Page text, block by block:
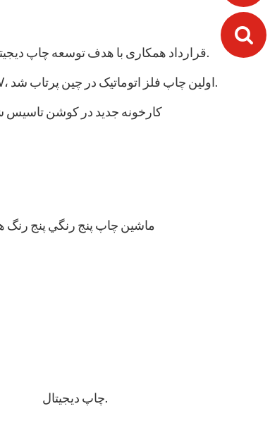
قرارداد همکاری با هدف توسعه چاپ دیجیتال امضا شد.
RYYT4453W، اولین چاپ فلز اتوماتیک در چین پرتاب شد.
کارخونه جدید در کوشن تاسیس
ماشين چاپ پنج رنگي پنج رنگ
چاپ ديجيتال.